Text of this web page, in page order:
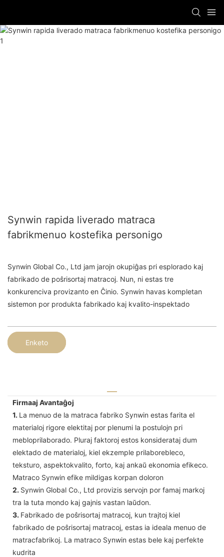
Synwin rapida liverado matraca
fabrikmenuo kostefika personigo
Synwin Global Co., Ltd jam jarojn okupiĝas pri esplorado kaj
fabrikado de poŝrisortaj matracoj. Nun, ni estas tre
konkurenciva provizanto en Ĉinio. Synwin havas kompletan
sistemon por produkta fabrikado kaj kvalito-inspektado
Enketo
Firmaaj Avantaĝoj
1. La menuo de la matraca fabriko Synwin estas farita el
materialoj rigore elektitaj por plenumi la postulojn pri
mebloprilaborado. Pluraj faktoroj estos konsiderataj dum
elektado de materialoj, kiel ekzemple prilaborebleco,
teksturo, aspektokvalito, forto, kaj ankaŭ ekonomia efikeco.
Matraco Synwin efike mildigas korpan doloron
2. Synwin Global Co., Ltd provizis servojn por famaj markoj
tra la tuta mondo kaj gajnis vastan laŭdon.
3. Fabrikado de poŝrisortaj matracoj, kun trajtoj kiel
fabrikado de poŝrisortaj matracoj, estas ia ideala menuo de
matracfabrikoj. La matraco Synwin estas bele kaj perfekte
kudrita